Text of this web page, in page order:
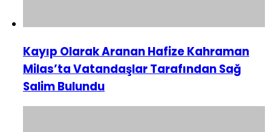
Kayıp Olarak Aranan Hafize Kahraman
Milas’ta Vatandaşlar Tarafından Sağ
Salim Bulundu